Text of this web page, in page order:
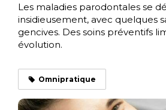
Les maladies parodontales se
insidieusement, avec quelques
gencives. Des soins préventifs
évolution.
Omnipratique